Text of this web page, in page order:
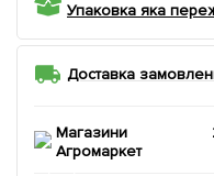
Упаковка яка
Доставка
Магазини
Агромаркет